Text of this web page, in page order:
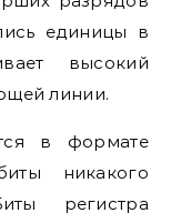
единицы в
высокий
линии.
в формате
никакого
регистра